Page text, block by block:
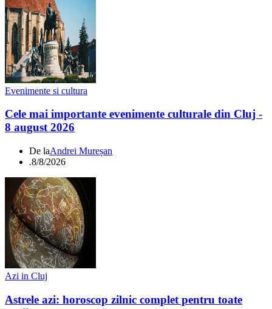
Evenimente si cultura
Cele mai importante evenimente culturale din Cluj -
8 august 2026
De laAndrei Mureșan
.8/8/2026
Azi in Cluj
Astrele azi: horoscop zilnic complet pentru toate